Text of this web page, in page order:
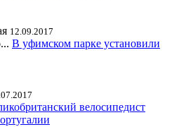
12.09.2017
В уфимском парке установили
велосипедист